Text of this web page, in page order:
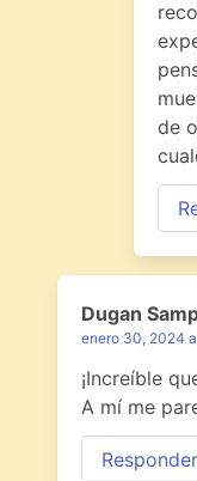
de
Dugan
enero 30, 2024
¡Increíble
A mí me
Responder